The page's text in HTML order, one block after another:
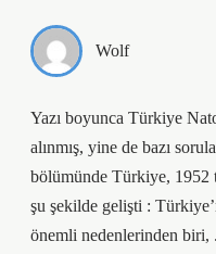
Wolf
Yazı boyunca Türkiye
alınmış, yine de bazı
bölümünde Türkiye, 1952
şu şekilde gelişti :
önemli nedenlerinden biri,